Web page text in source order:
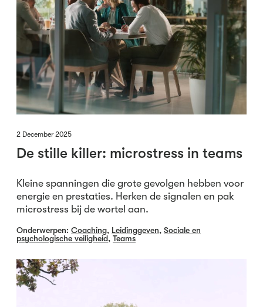
2 December 2025
De stille killer: microstress in teams
Kleine spanningen die grote gevolgen hebben voor
energie en prestaties. Herken de signalen en pak
microstress bij de wortel aan.
Onderwerpen: Coaching, Leidinggeven, Sociale en
psychologische veiligheid, Teams